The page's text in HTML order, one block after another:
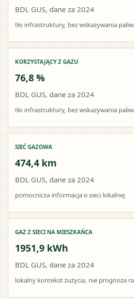
BDL GUS, dane za 2024
tło infrastruktury, bez wskazywania
KORZYSTAJĄCY Z GAZU
76,8 %
BDL GUS, dane za 2024
tło infrastruktury, bez wskazywania
SIEĆ GAZOWA
474,4 km
BDL GUS, dane za 2024
pomocnicza informacja o sieci lokalnej
GAZ Z SIECI NA MIESZKAŃCA
1951,9 kWh
BDL GUS, dane za 2024
lokalny kontekst zużycia, nie prognoza